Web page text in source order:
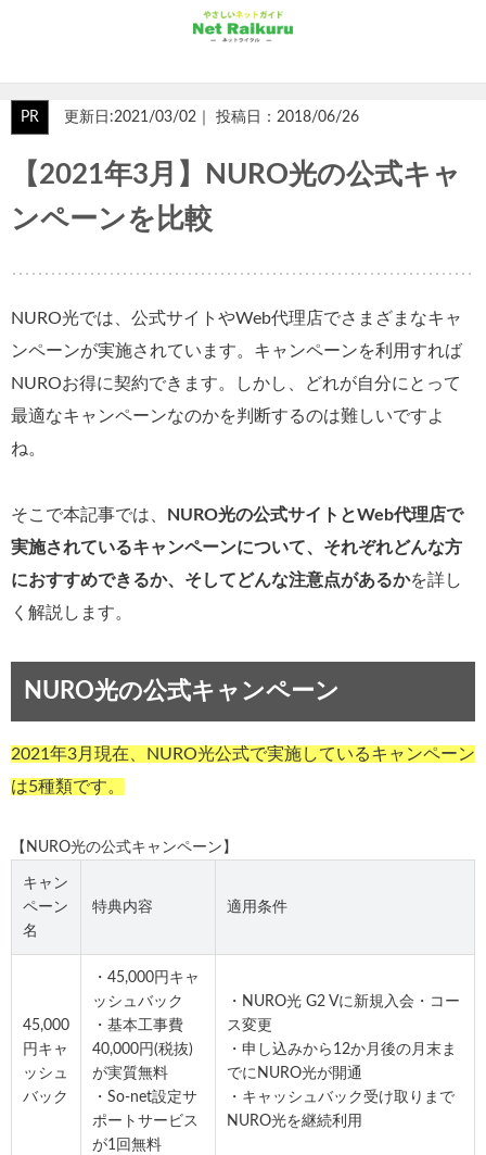
PR 更新日:2021/03/02｜ 投稿日：2018/06/26
【2021年3月】NURO光の公式キャ
ンペーンを比較
NURO光では、公式サイトやWeb代理店でさまざまなキャ
ンペーンが実施されています。キャンペーンを利用すれば
NUROお得に契約できます。しかし、どれが自分にとって
最適なキャンペーンなのかを判断するのは難しいですよ
ね。
そこで本記事では、 NURO光の公式サイトとWeb代理店で
実施されているキャンペーンについて、それぞれどんな方
におすすめできるか、そしてどんな注意点があるかを詳し
く解説します。
NURO光の公式キャンペーン
2021年3月現在、NURO光公式で実施しているキャンペーン
は5種類です。
【NURO光の公式キャンペーン】
キャン
ペーン
名
特典内容 適用条件
45,000
円キャ
ッシュ
バック
・45,000円キャ
ッシュバック
・基本工事費
40,000円(税抜)
が実質無料
・So-net設定サ
ポートサービス
が1回無料
・NURO光 G2 Vに新規入会・コー
ス変更
・申し込みから12か月後の月末ま
でにNURO光が開通
・キャッシュバック受け取りまで
NURO光を継続利用